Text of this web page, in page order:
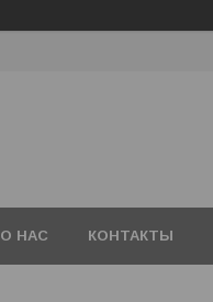
О НАС КОНТАКТЫ